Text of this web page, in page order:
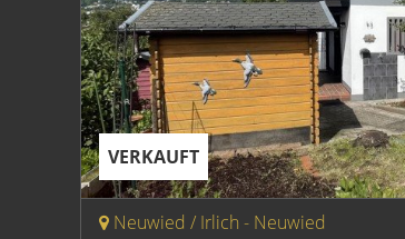
VERKAUFT
Neuwied / Irlich - Neuwied